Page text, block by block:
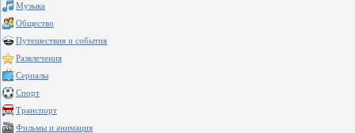
Музыка
Общество
Путешествия и события
Развлечения
Сериалы
Спорт
Транспорт
Фильмы и анимация